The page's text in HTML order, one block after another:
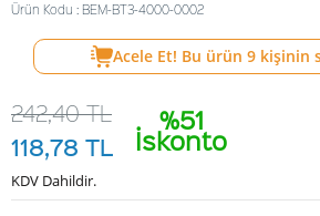
Ürün Kodu : BEM-BT3-4000-0002
Acele Et! Bu ürün 9 kişinin
%51
İskonto
242,40TL
118,78 TL
KDV Dahildir.